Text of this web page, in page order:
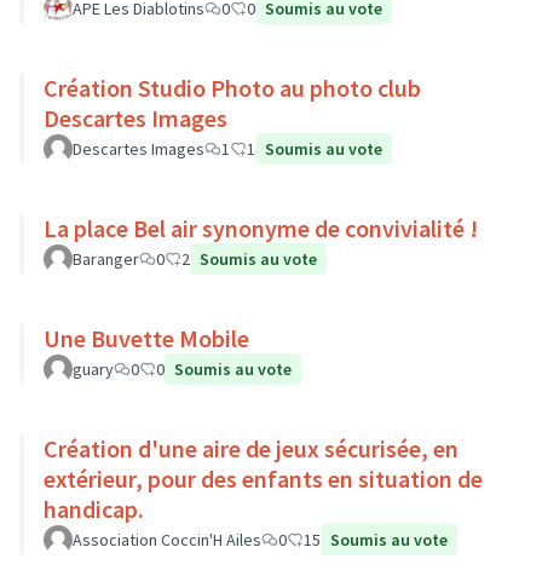
APE Les Diablotins 0 0 Soumis au vote
Création Studio Photo au photo club
Descartes Images
Descartes Images 1 1 Soumis au vote
La place Bel air synonyme de convivialité !
Baranger 0 2 Soumis au vote
Une Buvette Mobile
guary 0 0 Soumis au vote
Création d'une aire de jeux sécurisée, en
extérieur, pour des enfants en situation de
handicap.
Association Coccin'H Ailes 0 15 Soumis au vote